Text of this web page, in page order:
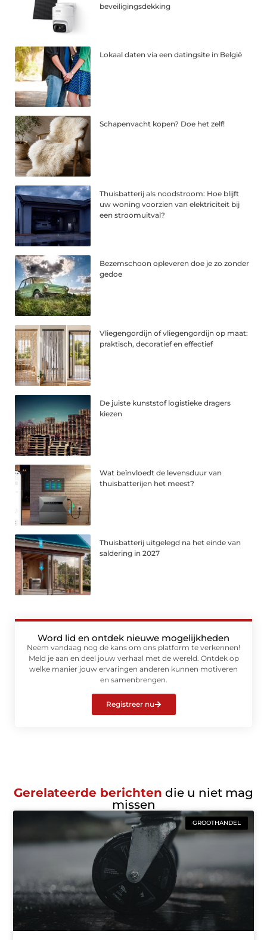
beveiligingsdekking
Lokaal daten via een datingsite in België
Schapenvacht kopen? Doe het zelf!
Thuisbatterij als noodstroom: Hoe blijft
uw woning voorzien van elektriciteit bij
een stroomuitval?
Bezemschoon opleveren doe je zo zonder
gedoe
Vliegengordijn of vliegengordijn op maat:
praktisch, decoratief en effectief
De juiste kunststof logistieke dragers
kiezen
Wat beïnvloedt de levensduur van
thuisbatterijen het meest?
Thuisbatterij uitgelegd na het einde van
saldering in 2027
Word lid en ontdek nieuwe mogelijkheden
Neem vandaag nog de kans om ons platform te verkennen!
Meld je aan en deel jouw verhaal met de wereld. Ontdek op
welke manier jouw ervaringen anderen kunnen motiveren
en samenbrengen.
Registreer nu
Gerelateerde berichten die u niet mag
missen
GROOTHANDEL